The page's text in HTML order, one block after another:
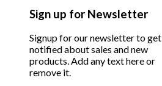
Sign up for Newsletter
Signup for our newsletter to get
notified about sales and new
products. Add any text here or
remove it.